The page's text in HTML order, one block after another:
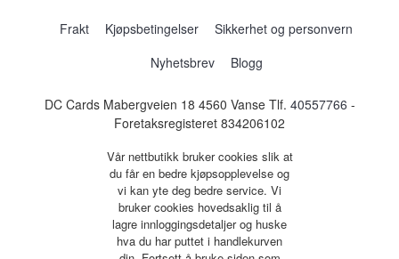
Frakt Kjøpsbetingelser
Sikkerhet og personvern
Nyhetsbrev
Blogg
DC Cards Mabergveien 18 4560 Vanse Tlf. 40557766 -
Foretaksregisteret 834206102
Vår nettbutikk bruker cookies slik at
du får en bedre kjøpsopplevelse og
vi kan yte deg bedre service. Vi
bruker cookies hovedsaklig til å
lagre innloggingsdetaljer og huske
hva du har puttet i handlekurven